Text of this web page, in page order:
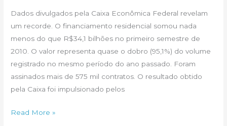
Dados divulgados pela Caixa Econômica Federal revelam
um recorde. O financiamento residencial somou nada
menos do que R$34,1 bilhões no primeiro semestre de
2010. O valor representa quase o dobro (95,1%) do volume
registrado no mesmo período do ano passado. Foram
assinados mais de 575 mil contratos. O resultado obtido
pela Caixa foi impulsionado pelos
Financiamentos
Read More »